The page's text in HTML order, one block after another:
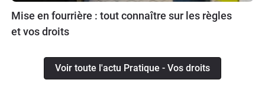
Mise en fourrière : tout connaître sur les règles
et vos droits
Voir toute l'actu Pratique - Vos droits